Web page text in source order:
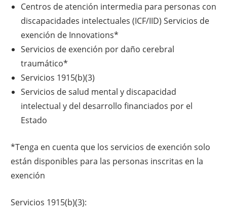
Centros de atención intermedia para personas con
discapacidades intelectuales (ICF/IID) Servicios de
exención de Innovations*
Servicios de exención por daño cerebral
traumático*
Servicios 1915(b)(3)
Servicios de salud mental y discapacidad
intelectual y del desarrollo financiados por el
Estado
*Tenga en cuenta que los servicios de exención solo
están disponibles para las personas inscritas en la
exención
Servicios 1915(b)(3):